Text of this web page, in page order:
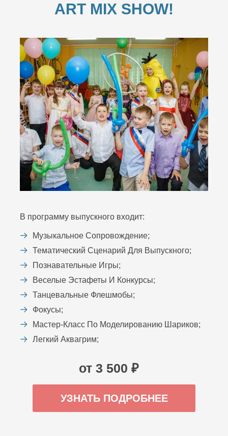
ART MIX SHOW!
В программу выпускного входит:
Музыкальное Сопровождение;
Тематический Сценарий Для Выпускного;
Познавательные Игры;
Веселые Эстафеты И Конкурсы;
Танцевальные Флешмобы;
Фокусы;
Мастер-Класс По Моделированию Шариков;
Легкий Аквагрим;
от 3 500 ₽
УЗНАТЬ ПОДРОБНЕЕ